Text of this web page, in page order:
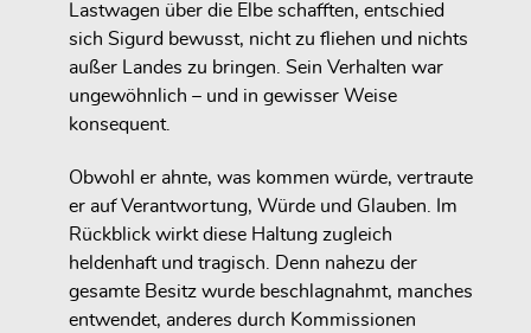
Lastwagen über die Elbe schafften, entschied
sich Sigurd bewusst, nicht zu fliehen und nichts
außer Landes zu bringen. Sein Verhalten war
ungewöhnlich – und in gewisser Weise
konsequent.
Obwohl er ahnte, was kommen würde, vertraute
er auf Verantwortung, Würde und Glauben. Im
Rückblick wirkt diese Haltung zugleich
heldenhaft und tragisch. Denn nahezu der
gesamte Besitz wurde beschlagnahmt, manches
entwendet, anderes durch Kommissionen